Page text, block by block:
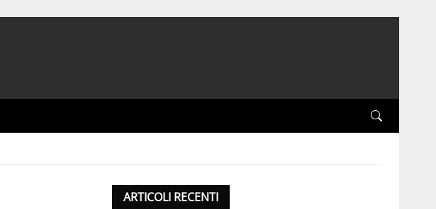
ARTICOLI RECENTI